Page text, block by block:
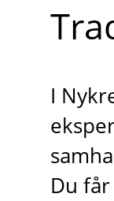
I
Du